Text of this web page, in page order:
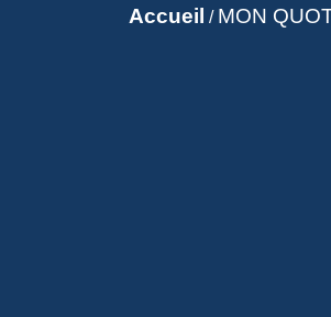
Accueil / MON